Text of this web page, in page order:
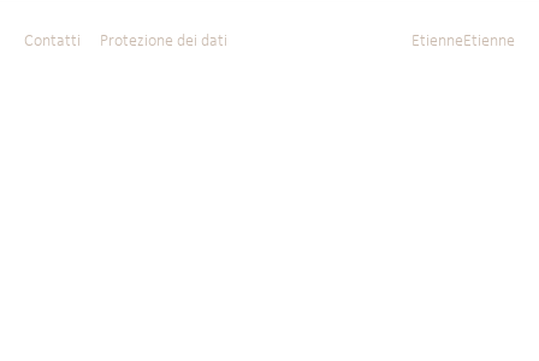
Contatti Protezione dei dati EtienneEtienne